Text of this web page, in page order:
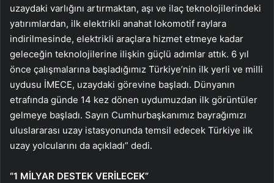
uzaydaki varlığını artırmaktan, aşı ve ilaç teknolojilerindeki
yatırımlardan, ilk elektrikli anahat lokomotif raylara
indirilmesinde, elektrikli araçlara hizmet etmeye kadar
geleceğin teknolojilerine ilişkin güçlü adımlar attık. 6 yıl
önce çalışmalarına başladığımız Türkiye’nin ilk yerli ve milli
uydusu İMECE, uzaydaki görevine başladı. Dünyanın
etrafında günde 14 kez dönen uydumuzdan ilk görüntüler
gelmeye başladı. Sayın Cumhurbaşkanımız bayrağımızı
uluslararası uzay istasyonunda temsil edecek Türkiye ilk
uzay yolcularını da açıkladı” dedi.
“1 MİLYAR DESTEK VERİLECEK”